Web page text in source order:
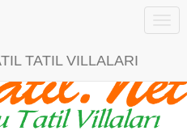
TATIL VILLALARI